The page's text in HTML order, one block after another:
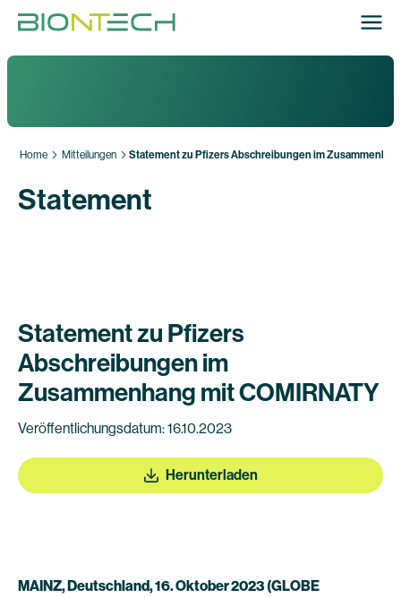
Home Mitteilungen Statement zu Pfizers Abschreibungen im
Statement
Statement zu Pfizers
Abschreibungen im
Zusammenhang mit COMIRNATY
Veröffentlichungsdatum: 16.10.2023
Herunterladen
MAINZ, Deutschland, 16. Oktober 2023 (GLOBE